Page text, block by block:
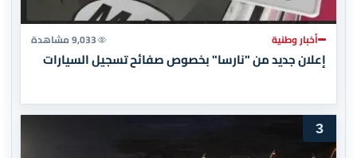
أخبار وطنية 9,033 مشاهدة
إعلان جديد من "نارسا" بخصوص صفائح تسجيل السيارات
3